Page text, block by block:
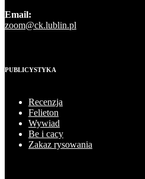
Email:
zoom@ck.lublin.pl
PUBLICYSTYKA
Recenzja
Felieton
Wywiad
Be i cacy
Zakaz rysowania